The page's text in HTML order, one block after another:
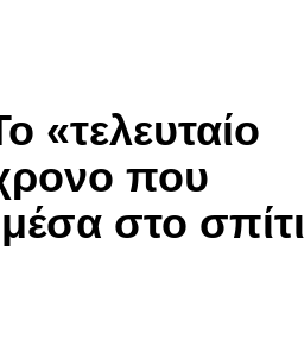
«τελευταίο
που
στο σπίτι